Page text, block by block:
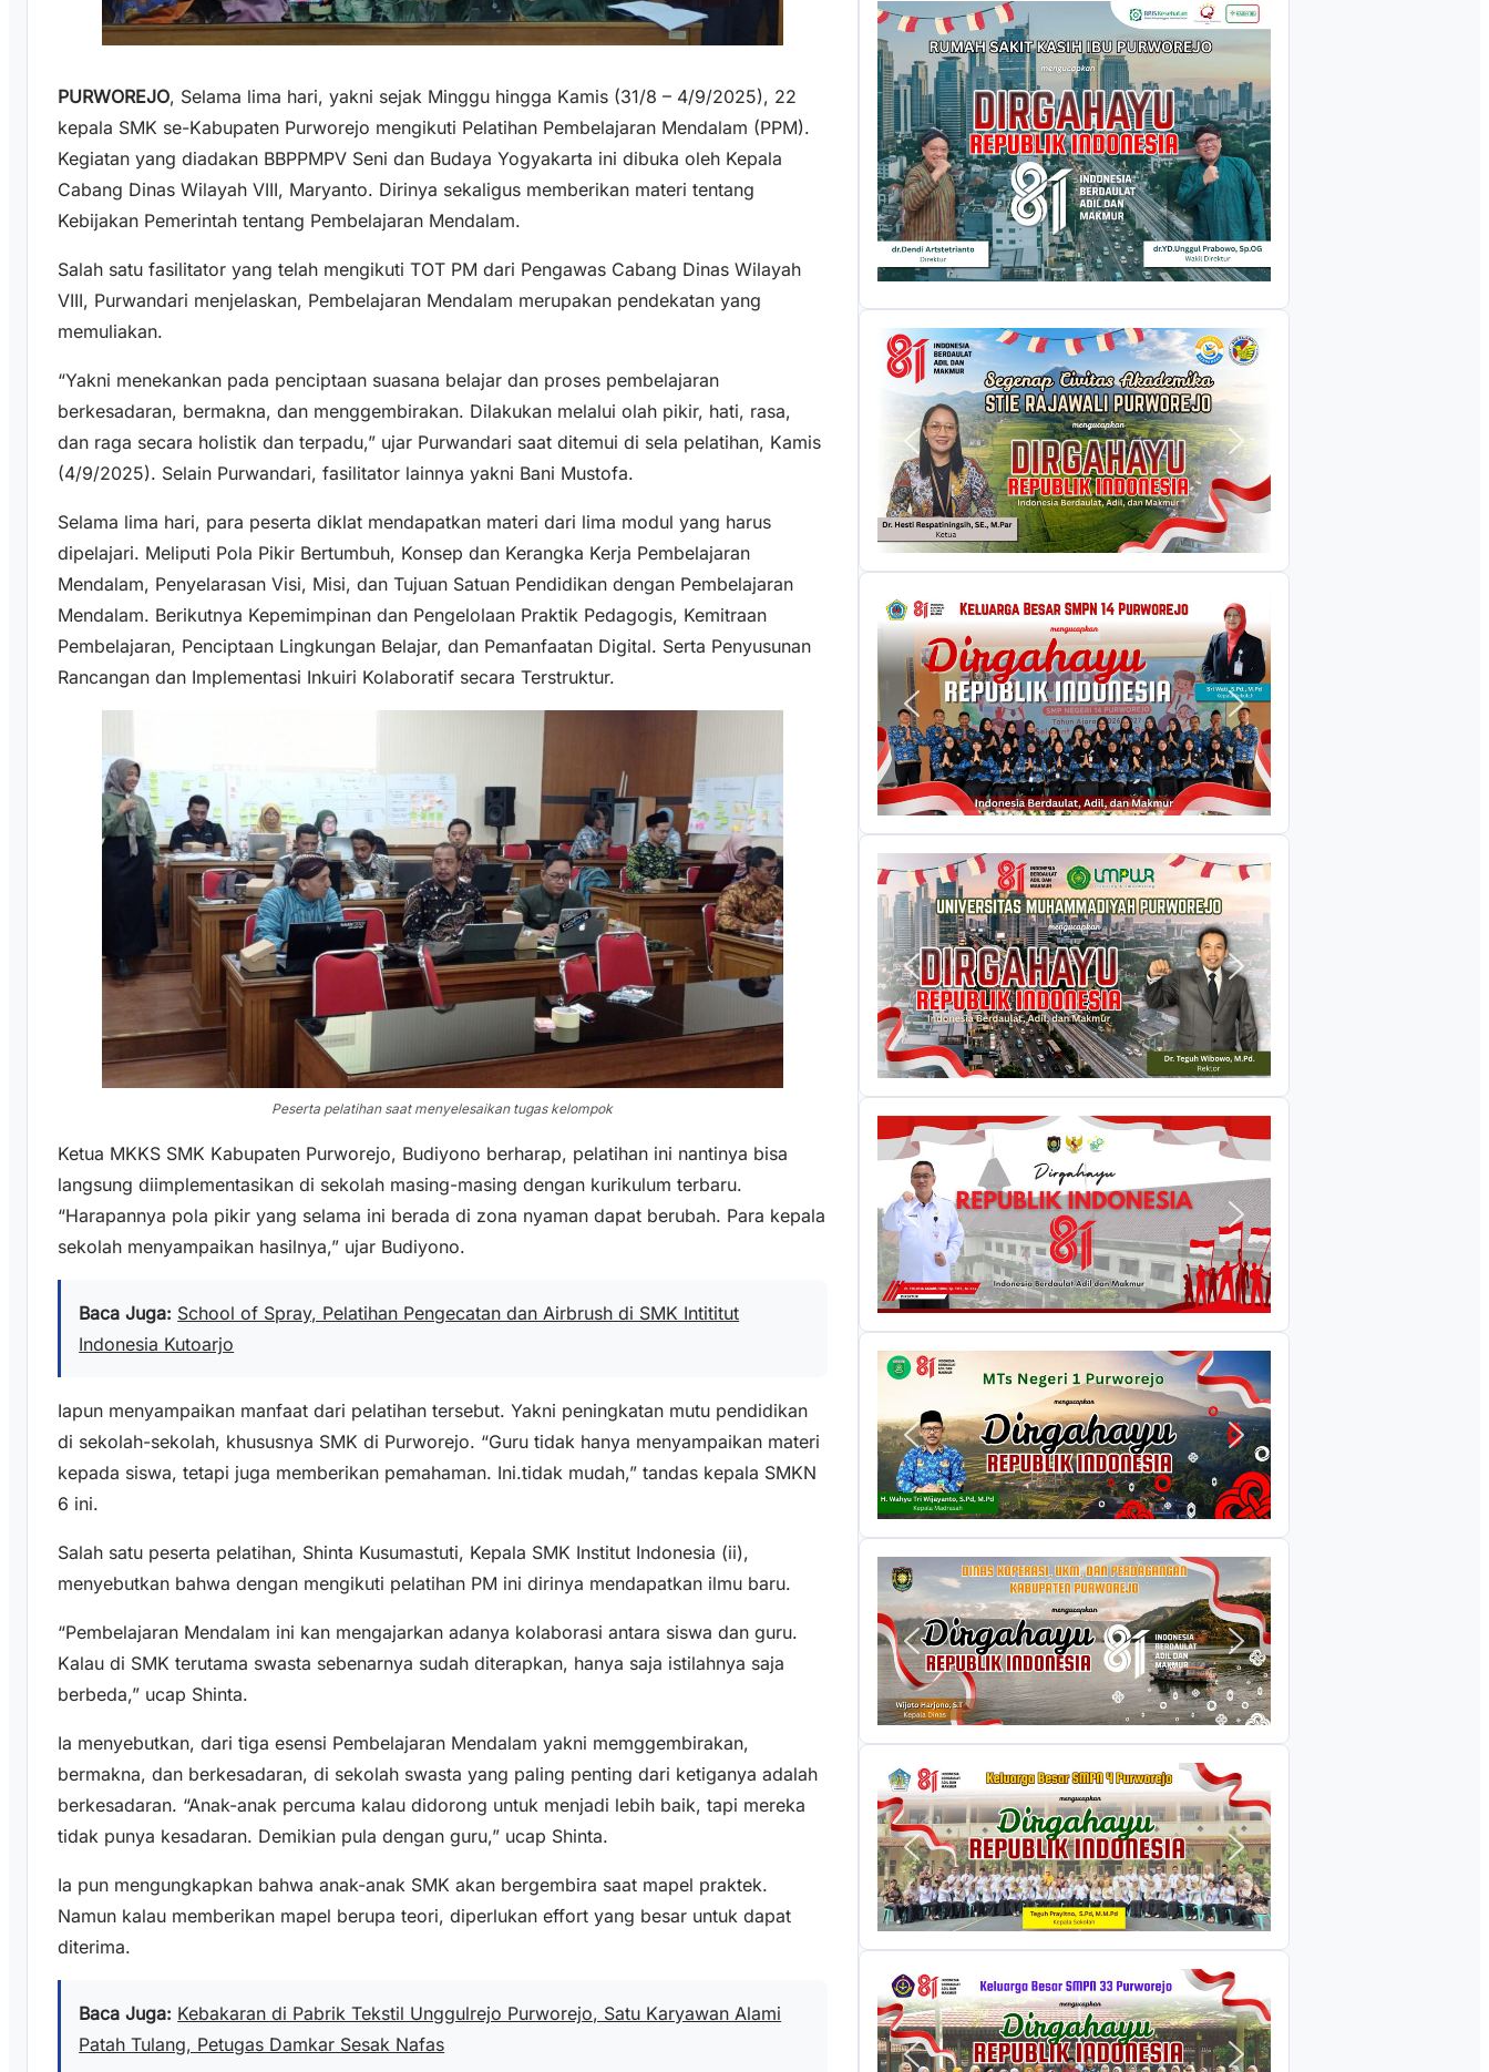
PURWOREJO, Selama lima hari, yakni sejak Minggu hingga Kamis (31/8 – 4/9/2025), 22
kepala SMK se-Kabupaten Purworejo mengikuti Pelatihan Pembelajaran Mendalam (PPM).
Kegiatan yang diadakan BBPPMPV Seni dan Budaya Yogyakarta ini dibuka oleh Kepala
Cabang Dinas Wilayah VIII, Maryanto. Dirinya sekaligus memberikan materi tentang
Kebijakan Pemerintah tentang Pembelajaran Mendalam.
Salah satu fasilitator yang telah mengikuti TOT PM dari Pengawas Cabang Dinas Wilayah
VIII, Purwandari menjelaskan, Pembelajaran Mendalam merupakan pendekatan yang
memuliakan.
“Yakni menekankan pada penciptaan suasana belajar dan proses pembelajaran
berkesadaran, bermakna, dan menggembirakan. Dilakukan melalui olah pikir, hati, rasa,
dan raga secara holistik dan terpadu,” ujar Purwandari saat ditemui di sela pelatihan, Kamis
(4/9/2025). Selain Purwandari, fasilitator lainnya yakni Bani Mustofa.
Selama lima hari, para peserta diklat mendapatkan materi dari lima modul yang harus
dipelajari. Meliputi Pola Pikir Bertumbuh, Konsep dan Kerangka Kerja Pembelajaran
Mendalam, Penyelarasan Visi, Misi, dan Tujuan Satuan Pendidikan dengan Pembelajaran
Mendalam. Berikutnya Kepemimpinan dan Pengelolaan Praktik Pedagogis, Kemitraan
Pembelajaran, Penciptaan Lingkungan Belajar, dan Pemanfaatan Digital. Serta Penyusunan
Rancangan dan Implementasi Inkuiri Kolaboratif secara Terstruktur.
Peserta pelatihan saat menyelesaikan tugas kelompok
Ketua MKKS SMK Kabupaten Purworejo, Budiyono berharap, pelatihan ini nantinya bisa
langsung diimplementasikan di sekolah masing-masing dengan kurikulum terbaru.
“Harapannya pola pikir yang selama ini berada di zona nyaman dapat berubah. Para kepala
sekolah menyampaikan hasilnya,” ujar Budiyono.
Baca Juga: School of Spray, Pelatihan Pengecatan dan Airbrush di SMK Intititut
Indonesia Kutoarjo
Iapun menyampaikan manfaat dari pelatihan tersebut. Yakni peningkatan mutu pendidikan
di sekolah-sekolah, khususnya SMK di Purworejo. “Guru tidak hanya menyampaikan materi
kepada siswa, tetapi juga memberikan pemahaman. Ini.tidak mudah,” tandas kepala SMKN
6 ini.
Salah satu peserta pelatihan, Shinta Kusumastuti, Kepala SMK Institut Indonesia (ii),
menyebutkan bahwa dengan mengikuti pelatihan PM ini dirinya mendapatkan ilmu baru.
“Pembelajaran Mendalam ini kan mengajarkan adanya kolaborasi antara siswa dan guru.
Kalau di SMK terutama swasta sebenarnya sudah diterapkan, hanya saja istilahnya saja
berbeda,” ucap Shinta.
Ia menyebutkan, dari tiga esensi Pembelajaran Mendalam yakni memggembirakan,
bermakna, dan berkesadaran, di sekolah swasta yang paling penting dari ketiganya adalah
berkesadaran. “Anak-anak percuma kalau didorong untuk menjadi lebih baik, tapi mereka
tidak punya kesadaran. Demikian pula dengan guru,” ucap Shinta.
Ia pun mengungkapkan bahwa anak-anak SMK akan bergembira saat mapel praktek.
Namun kalau memberikan mapel berupa teori, diperlukan effort yang besar untuk dapat
diterima.
Baca Juga: Kebakaran di Pabrik Tekstil Unggulrejo Purworejo, Satu Karyawan Alami
Patah Tulang, Petugas Damkar Sesak Nafas